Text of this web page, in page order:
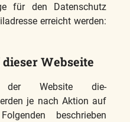
für den Datenschutz
erreicht werden:
Webseite
Website die-
je nach Aktion auf
beschrieben